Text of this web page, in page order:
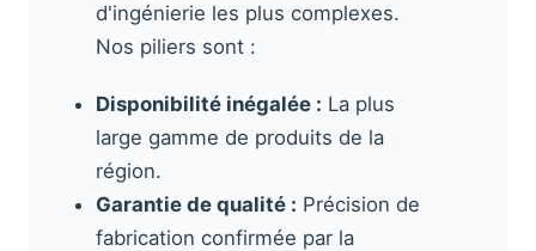
d'ingénierie les plus complexes.
Nos piliers sont :
Disponibilité inégalée : La plus
large gamme de produits de la
région.
Garantie de qualité : Précision de
fabrication confirmée par la